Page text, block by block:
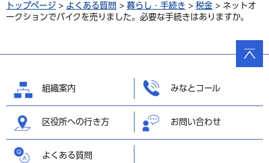
トップページ > よくある質問 > 暮らし・手続き > 税金 > ネットオ
ークションでバイクを売りました。必要な手続きはありますか。
組織案内 みなとコール
区役所への行き方 お問い合わせ
よくある質問
ページ
の先頭